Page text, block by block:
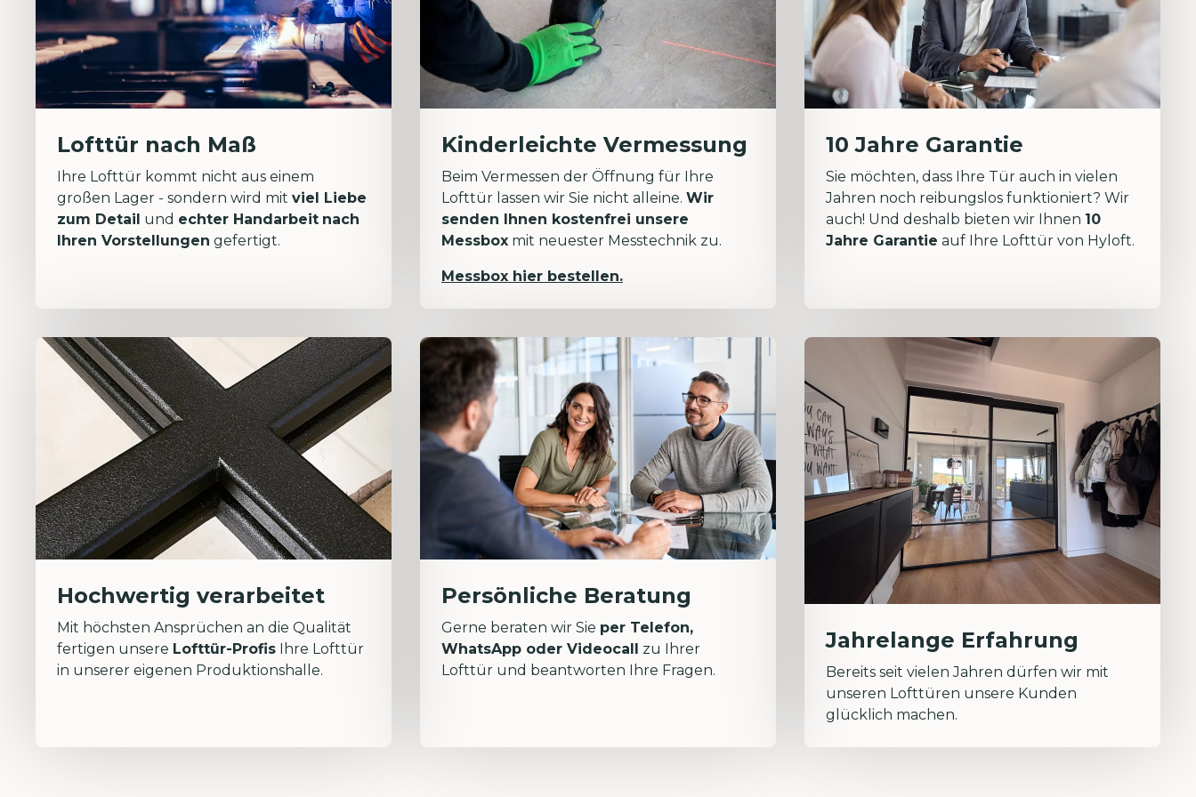
Lofttür nach Maß
Ihre Lofttür kommt nicht aus einem
großen Lager - sondern wird mit viel Liebe
zum Detail und echter Handarbeit nach
Ihren Vorstellungen gefertigt.
Kinderleichte Vermessung
Beim Vermessen der Öffnung für Ihre
Lofttür lassen wir Sie nicht alleine. Wir
senden Ihnen kostenfrei unsere
Messbox mit neuester Messtechnik zu.
Messbox hier bestellen.
10 Jahre Garantie
Sie möchten, dass Ihre Tür auch in vielen
Jahren noch reibungslos funktioniert? Wir
auch! Und deshalb bieten wir Ihnen 10
Jahre Garantie auf Ihre Lofttür von Hyloft.
Hochwertig verarbeitet
Mit höchsten Ansprüchen an die Qualität
fertigen unsere Lofttür-Profis Ihre Lofttür
in unserer eigenen Produktionshalle.
Persönliche Beratung
Gerne beraten wir Sie per Telefon,
WhatsApp oder Videocall
zu Ihrer
Lofttür und beantworten Ihre Fragen.
Jahrelange Erfahrung
Bereits seit vielen Jahren dürfen wir mit
unseren Lofttüren unsere Kunden
glücklich machen.